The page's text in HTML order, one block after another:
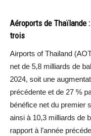
Aéroports de Thaïlande
trois
Airports of Thailand
net de 5,8 milliards de
2024, soit une
précédente et de 27 %
bénéfice net du premier
ainsi à 10,3 milliards de
rapport à l’année